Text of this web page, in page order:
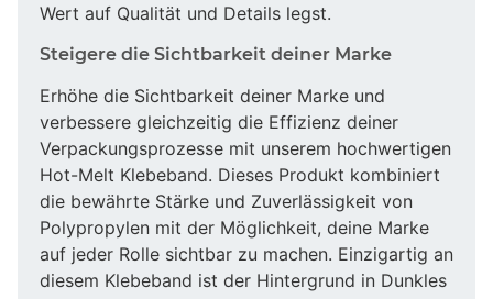
Wert auf Qualität und Details legst.
Steigere die Sichtbarkeit deiner Marke
Erhöhe die Sichtbarkeit deiner Marke und
verbessere gleichzeitig die Effizienz deiner
Verpackungsprozesse mit unserem hochwertigen
Hot-Melt Klebeband. Dieses Produkt kombiniert
die bewährte Stärke und Zuverlässigkeit von
Polypropylen mit der Möglichkeit, deine Marke
auf jeder Rolle sichtbar zu machen. Einzigartig an
diesem Klebeband ist der Hintergrund in Dunkles